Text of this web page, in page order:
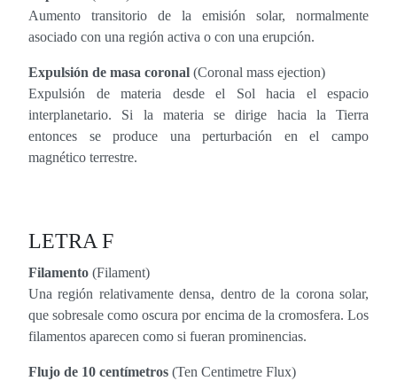
Aumento transitorio de la emisión solar, normalmente
asociado con una región activa o con una erupción.
Expulsión de masa coronal (Coronal mass ejection)
Expulsión de materia desde el Sol hacia el espacio
interplanetario. Si la materia se dirige hacia la Tierra
entonces se produce una perturbación en el campo
magnético terrestre.
LETRA F
Filamento (Filament)
Una región relativamente densa, dentro de la corona solar,
que sobresale como oscura por encima de la cromosfera. Los
filamentos aparecen como si fueran prominencias.
Flujo de 10 centímetros (Ten Centimetre Flux)